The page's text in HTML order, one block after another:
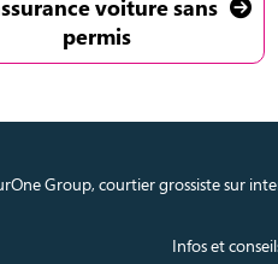
voiture sans
permis
Group, courtier grossiste sur
Infos et